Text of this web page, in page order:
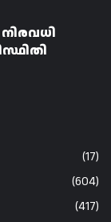
(17)
(604)
(417)